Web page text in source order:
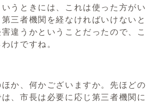
うときには、これは使った方がい
三者機関を経なければいけないと
違うかということだったので、こ
けですね。
ほか、何かございますか。先ほどの
、市長は必要に応じ第三者機関に